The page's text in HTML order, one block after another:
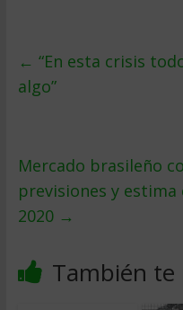
← “En esta crisis
algo”
Mercado brasileño
previsiones y estima
2020 →
También